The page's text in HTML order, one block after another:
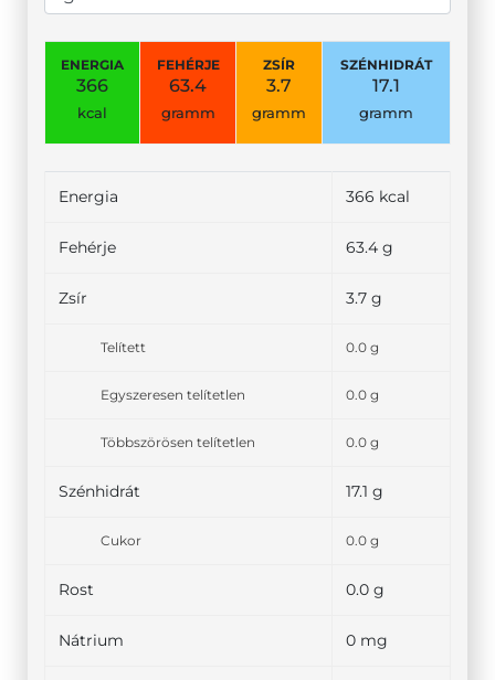
ENERGIA
366
kcal
FEHÉRJE
63.4
gramm
ZSÍR
3.7
gramm
SZÉNHIDRÁT
17.1
gramm
Energia 366 kcal
Fehérje 63.4 g
Zsír 3.7 g
Telített 0.0 g
Egyszeresen telítetlen 0.0 g
Többszörösen telítetlen 0.0 g
Szénhidrát 17.1 g
Cukor 0.0 g
Rost 0.0 g
Nátrium 0 mg